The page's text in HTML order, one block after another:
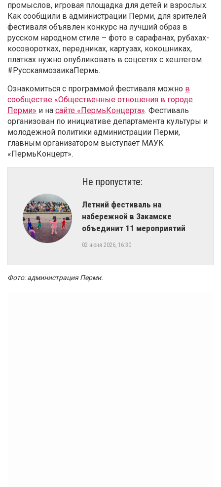
промыслов, игровая площадка для детей и взрослых.
Как сообщили в администрации Перми, для зрителей
фестиваля объявлен конкурс на лучший образ в
русском народном стиле – фото в сарафанах, рубахах-
косоворотках, передниках, картузах, кокошниках,
платках нужно опубликовать в соцсетях с хештегом
#РусскаямозаикаПермь.
Ознакомиться с программой фестиваля можно в
сообществе «Общественные отношения в городе
Перми» и на сайте «ПермьКонцерта». Фестиваль
организован по инициативе департамента культуры и
молодежной политики администрации Перми,
главным организатором выступает МАУК
«ПермьКонцерт».
Не пропустите:
​Летний фестиваль на
набережной в Закамске
объединит 11 мероприятий
02 июня 2026, 16:30
Фото: администрация Перми.